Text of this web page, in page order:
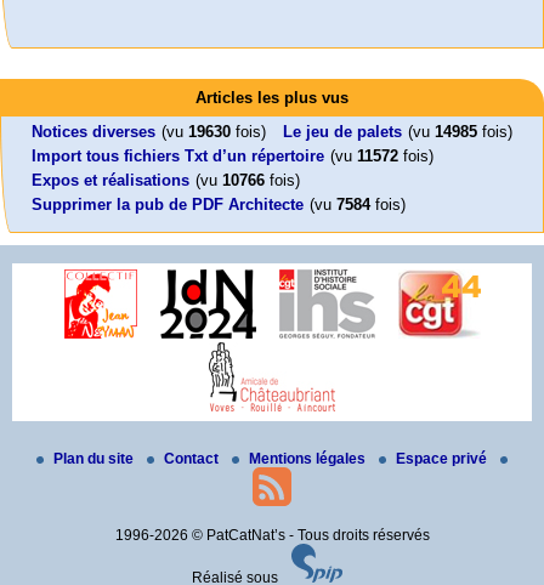
Foutez-nous la paix !
Aujourd’hui, mercredi 18 mars 2026, le président de la République
Emmanuel (…)
Leonard Peltier libre !
Leonard Peltier, un Amérindien condamné deux fois à la prison à vie pour
un (…)
En Pays-de-la-Loire le couperet est tombé !
« La présidente Horizons de la région Pays de la Loire veut faire voter ce (…)
Mon CV... Cette perle indique une nouveauté, ou le dernier travail (…)
Articles les plus vus
Notices diverses (vu 19630 fois) Le jeu de palets (vu 14985 fois)
Import tous fichiers Txt d’un répertoire (vu 11572 fois)
Expos et réalisations (vu 10766 fois)
Supprimer la pub de PDF Architecte (vu 7584fois)
Plan du site Contact Mentions légales Espace privé
1996-2026 © PatCatNat’s - Tous droits réservés
Réalisé sous